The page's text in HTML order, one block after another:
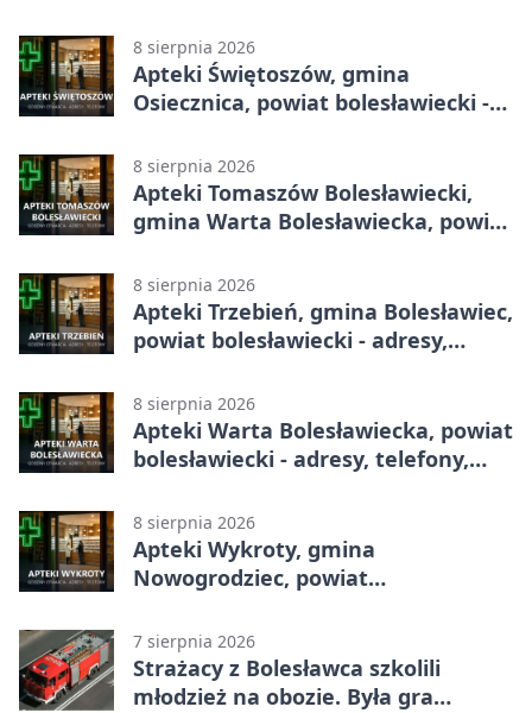
godziny otwarcia
8 sierpnia 2026
Apteki Świętoszów, gmina
Osiecznica, powiat bolesławiecki -
8 sierpnia 2026
Apteki Tomaszów Bolesławiecki,
gmina Warta Bolesławiecka, powiat
godziny otwarcia
8 sierpnia 2026
Apteki Trzebień, gmina Bolesławiec,
powiat bolesławiecki - adresy,
8 sierpnia 2026
Apteki Warta Bolesławiecka, powiat
bolesławiecki - adresy, telefony,
8 sierpnia 2026
Apteki Wykroty, gmina
Nowogrodziec, powiat
godziny otwarcia
7 sierpnia 2026
Strażacy z Bolesławca szkolili
młodzież na obozie. Była gra